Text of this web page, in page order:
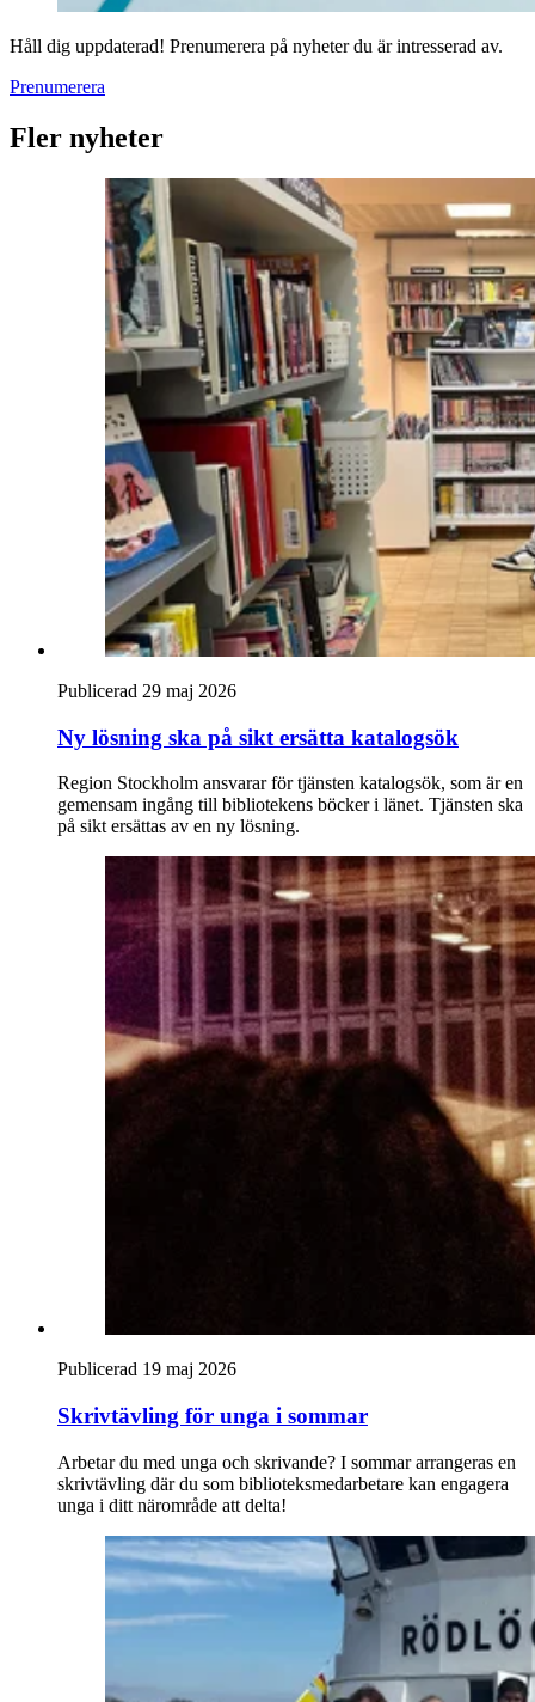
Håll dig uppdaterad! Prenumerera på nyheter du är intresserad av.
Prenumerera
Fler nyheter
Publicerad 29 maj 2026
Ny lösning ska på sikt ersätta katalogsök
Region Stockholm ansvarar för tjänsten katalogsök, som är en
gemensam ingång till bibliotekens böcker i länet. Tjänsten ska
på sikt ersättas av en ny lösning.
Publicerad 19 maj 2026
Skrivtävling för unga i sommar
Arbetar du med unga och skrivande? I sommar arrangeras en
skrivtävling där du som biblioteksmedarbetare kan engagera
unga i ditt närområde att delta!